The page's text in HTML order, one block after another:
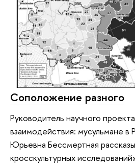
Соположение разного
Руководитель научного
взаимодействия: мусульмане в
Юрьевна Бессмертная
кросскультурных